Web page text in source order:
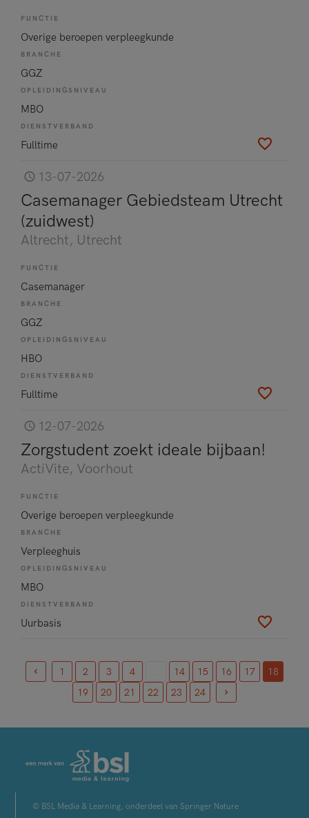
FUNCTIE
Overige beroepen verpleegkunde
BRANCHE
GGZ
OPLEIDINGSNIVEAU
MBO
DIENSTVERBAND
Fulltime
13-07-2026
Casemanager Gebiedsteam Utrecht
(zuidwest)
Altrecht, Utrecht
FUNCTIE
Casemanager
BRANCHE
GGZ
OPLEIDINGSNIVEAU
HBO
DIENSTVERBAND
Fulltime
12-07-2026
Zorgstudent zoekt ideale bijbaan!
ActiVite, Voorhout
FUNCTIE
Overige beroepen verpleegkunde
BRANCHE
Verpleeghuis
OPLEIDINGSNIVEAU
MBO
DIENSTVERBAND
Uurbasis
1 2 3 4 14 15 16 17
18
19 20 21 22 23 24
© BSL Media & Learning, onderdeel van Springer Nature